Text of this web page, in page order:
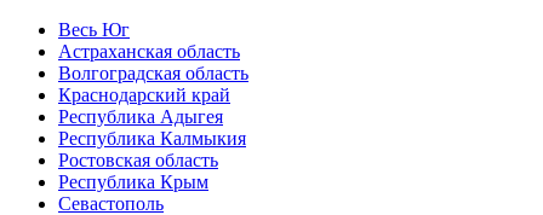
Весь Юг
Астраханская область
Волгоградская область
Краснодарский край
Республика Адыгея
Республика Калмыкия
Ростовская область
Республика Крым
Севастополь